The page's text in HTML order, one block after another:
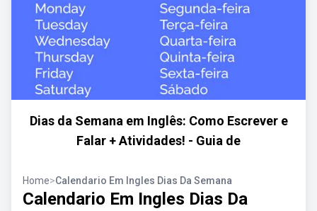
Dias da Semana em Inglês: Como Escrever e
Falar + Atividades! - Guia de
Home>Calendario Em Ingles Dias Da Semana
Calendario Em Ingles Dias Da